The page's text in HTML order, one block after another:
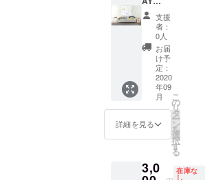
したら
お知ら
せくだ
さい。
水彩紙
にアク
リル、
イン
ク、水
彩を主
に使用
しま
す。 紙
でのお
渡しで
があれ
ば修復
しま
す。
少々お
時間を
いただ
きま
す。
HOME
』展
展示作
品
JEUNE
HOMM
E 2020
130×14
0cm
キャン
バスに
アクリ
ル、イ
支援
者：
0人
お届
け予
定：
2020
年09
月
詳細を見る
こ
の
リ
タ
ー
ン
を
選
択
す
る
3,0 在庫な
し